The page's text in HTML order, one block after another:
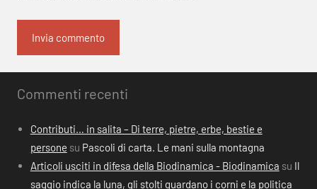
Commenti recenti
Contributi… in salita – Di terre, pietre, erbe, bestie e
persone su Pascoli di carta. Le mani sulla montagna
Articoli usciti in difesa della Biodinamica - Biodinamica su Il
saggio indica la luna, gli stolti guardano i corni e la politica